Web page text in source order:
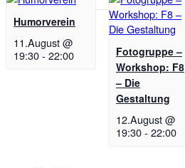
Humorverein
11.August @
19:30- 22:00
Fotogruppe –
Workshop: F8
– Die
Gestaltung
12.August @
19:30- 22:00